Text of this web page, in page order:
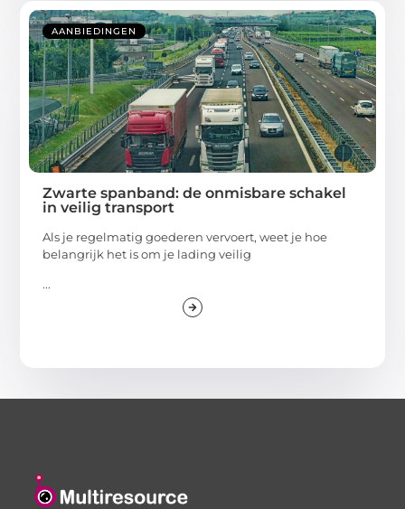
AANBIEDINGEN
Zwarte spanband: de onmisbare schakel
in veilig transport
Als je regelmatig goederen vervoert, weet je hoe
belangrijk het is om je lading veilig
...